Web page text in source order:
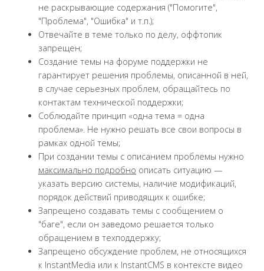
не раскрывающие содержания ("Помогите",
"Проблема", "Ошибка" и т.п.);
Отвечайте в теме только по делу, оффтопик
запрещен;
Создание темы на форуме поддержки не
гарантирует решения проблемы, описанной в ней,
в случае серьезных проблем, обращайтесь по
контактам технической поддержки;
Соблюдайте принцип «одна тема = одна
проблема». Не нужно решать все свои вопросы в
рамках одной темы;
При создании темы с описанием проблемы нужно
максимально подробно описать ситуацию —
указать версию системы, наличие модификаций,
порядок действий приводящих к ошибке;
Запрещено создавать темы с сообщением о
"баге", если он заведомо решается только
обращением в техподдержку;
Запрещено обсуждение проблем, не относящихся
к InstantMedia или к InstantCMS в контексте видео